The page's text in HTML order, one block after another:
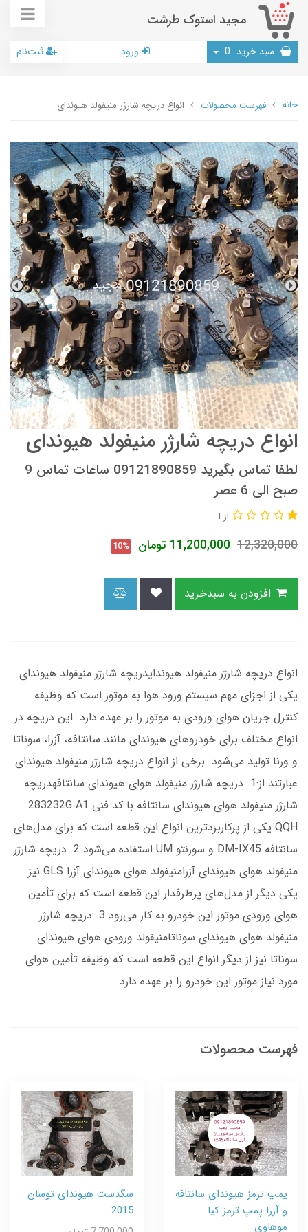
مجید استوک طرشت
سبد خرید 0 ورود ثبت‌نام
خانه فهرست محصولات انواع دریچه شارژر منیفولد هیوندای
انواع دریچه شارژر منیفولد هیوندای
لطفا تماس بگیرید 09121890859 ساعات تماس 9
صبح الی 6 عصر
از 1
12,320,000
11,200,000 تومان 10%
انواع دریچه شارژر منیفولد هیوندایدریچه شارژر منیفولد هیوندای
یکی از اجزای مهم سیستم ورود هوا به موتور است که وظیفه
کنترل جریان هوای ورودی به موتور را بر عهده دارد. این دریچه در
انواع مختلف برای خودروهای هیوندای مانند سانتافه، آزرا، سوناتا
و ورنا تولید می‌شود. برخی از انواع دریچه شارژر منیفولد هیوندای
عبارتند از:1. دریچه شارژر منیفولد هوای هیوندای سانتافهدریچه
شارژر منیفولد هوای هیوندای سانتافه با کد فنی 283232G A1
QQH یکی از پرکاربردترین انواع این قطعه است که برای مدل‌های
سانتافه DM-IX45 و سورنتو UM استفاده می‌شود.2. دریچه شارژر
منیفولد هوای هیوندای آزرامنیفولد هوای هیوندای آزرا GLS نیز
یکی دیگر از مدل‌های پرطرفدار این قطعه است که برای تأمین
هوای ورودی موتور این خودرو به کار می‌رود.3. دریچه شارژر
منیفولد هوای هیوندای سوناتامنیفولد ورودی هوای هیوندای
سوناتا نیز از دیگر انواع این قطعه است که وظیفه تأمین هوای
مورد نیاز موتور این خودرو را بر عهده دارد.
فهرست محصولات
پمپ ترمز هیوندای سانتافه
و آزرا پمپ ترمز کیا
موهاوی
سگدست هیوندای توسان
2015